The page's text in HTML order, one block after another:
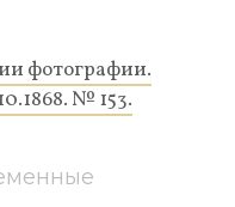
фотографии.
№ 153.